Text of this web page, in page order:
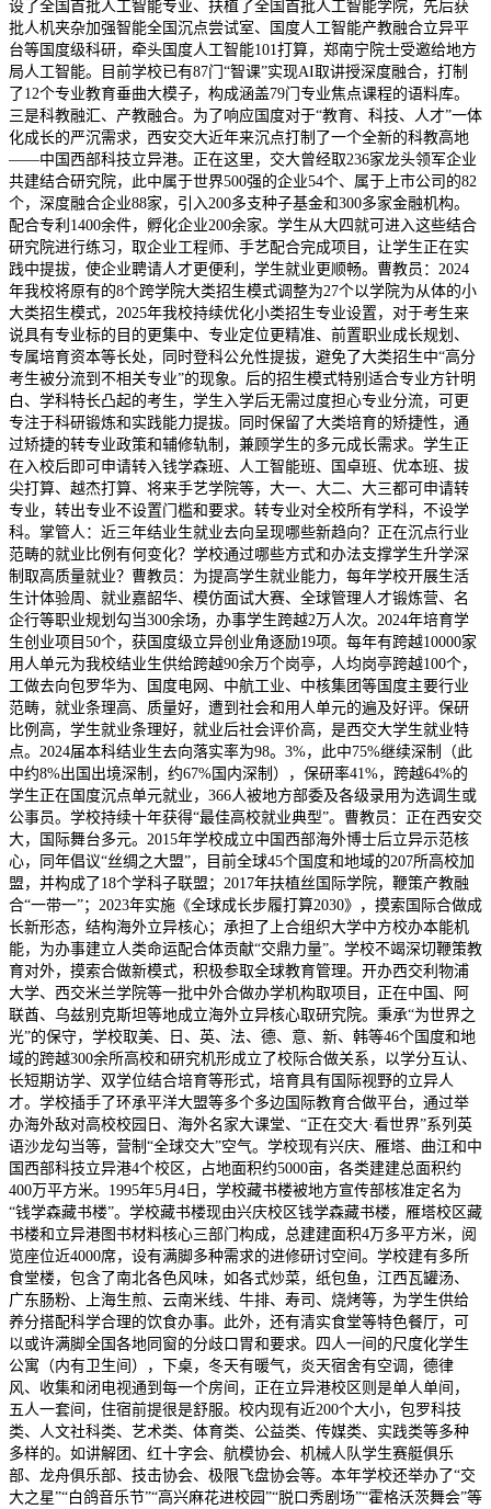
设了全国首批人工智能专业、扶植了全国首批人工智能学院，先后获
批人机夹杂加强智能全国沉点尝试室、国度人工智能产教融合立异平
台等国度级科研，牵头国度人工智能101打算，郑南宁院士受邀给地方
局人工智能。目前学校已有87门“智课”实现AI取讲授深度融合，打制
了12个专业教育垂曲大模子，构成涵盖79门专业焦点课程的语料库。
三是科教融汇、产教融合。为了响应国度对于“教育、科技、人才”一体
化成长的严沉需求，西安交大近年来沉点打制了一个全新的科教高地
——中国西部科技立异港。正在这里，交大曾经取236家龙头领军企业
共建结合研究院，此中属于世界500强的企业54个、属于上市公司的82
个，深度融合企业88家，引入200多支种子基金和300多家金融机构。
配合专利1400余件，孵化企业200余家。学生从大四就可进入这些结合
研究院进行练习，取企业工程师、手艺配合完成项目，让学生正在实
践中提拔，使企业聘请人才更便利，学生就业更顺畅。曹教员：2024
年我校将原有的8个跨学院大类招生模式调整为27个以学院为从体的小
大类招生模式，2025年我校持续优化小类招生专业设置，对于考生来
说具有专业标的目的更集中、专业定位更精准、前置职业成长规划、
专属培育资本等长处，同时登科公允性提拔，避免了大类招生中“高分
考生被分流到不相关专业”的现象。后的招生模式特别适合专业方针明
白、学科特长凸起的考生，学生入学后无需过度担心专业分流，可更
专注于科研锻炼和实践能力提拔。同时保留了大类培育的矫捷性，通
过矫捷的转专业政策和辅修轨制，兼顾学生的多元成长需求。学生正
在入校后即可申请转入钱学森班、人工智能班、国卓班、优本班、拔
尖打算、越杰打算、将来手艺学院等，大一、大二、大三都可申请转
专业，转出专业不设置门槛和要求。转专业对全校所有学科，不设学
科。掌管人：近三年结业生就业去向呈现哪些新趋向？正在沉点行业
范畴的就业比例有何变化？学校通过哪些方式和办法支撑学生升学深
制取高质量就业？曹教员：为提高学生就业能力，每年学校开展生活
生计体验周、就业嘉韶华、模仿面试大赛、全球管理人才锻炼营、名
企行等职业规划勾当300余场，办事学生跨越2万人次。2024年培育学
生创业项目50个，获国度级立异创业角逐励19项。每年有跨越10000家
用人单元为我校结业生供给跨越90余万个岗亭，人均岗亭跨越100个，
工做去向包罗华为、国度电网、中航工业、中核集团等国度主要行业
范畴，就业条理高、质量好，遭到社会和用人单元的遍及好评。保研
比例高，学生就业条理好，就业后社会评价高，是西交大学生就业特
点。2024届本科结业生去向落实率为98。3%，此中75%继续深制（此
中约8%出国出境深制，约67%国内深制），保研率41%，跨越64%的
学生正在国度沉点单元就业，366人被地方部委及各级录用为选调生或
公事员。学校持续十年获得“最佳高校就业典型”。曹教员：正在西安交
大，国际舞台多元。2015年学校成立中国西部海外博士后立异示范核
心，同年倡议“丝绸之大盟”，目前全球45个国度和地域的207所高校加
盟，并构成了18个学科子联盟；2017年扶植丝国际学院，鞭策产教融
合“一带一”；2023年实施《全球成长步履打算2030》，摸索国际合做成
长新形态，结构海外立异核心；承担了上合组织大学中方校办本能机
能，为办事建立人类命运配合体贡献“交鼎力量”。学校不竭深切鞭策教
育对外，摸索合做新模式，积极参取全球教育管理。开办西交利物浦
大学、西交米兰学院等一批中外合做办学机构取项目，正在中国、阿
联酋、乌兹别克斯坦等地成立海外立异核心取研究院。秉承“为世界之
光”的保守，学校取美、日、英、法、德、意、新、韩等46个国度和地
域的跨越300余所高校和研究机形成立了校际合做关系，以学分互认、
长短期访学、双学位结合培育等形式，培育具有国际视野的立异人
才。学校插手了环承平洋大盟等多个多边国际教育合做平台，通过举
办海外敌对高校校园日、海外名家大课堂、“正在交大·看世界”系列英
语沙龙勾当等，营制“全球交大”空气。学校现有兴庆、雁塔、曲江和中
国西部科技立异港4个校区，占地面积约5000亩，各类建建总面积约
400万平方米。1995年5月4日，学校藏书楼被地方宣传部核准定名为
“钱学森藏书楼”。学校藏书楼现由兴庆校区钱学森藏书楼，雁塔校区藏
书楼和立异港图书材料核心三部门构成，总建建面积4万多平方米，阅
览座位近4000席，设有满脚多种需求的进修研讨空间。学校建有多所
食堂楼，包含了南北各色风味，如各式炒菜，纸包鱼，江西瓦罐汤、
广东肠粉、上海生煎、云南米线、牛排、寿司、烧烤等，为学生供给
养分搭配科学合理的饮食办事。此外，还有清实食堂等特色餐厅，可
以或许满脚全国各地同窗的分歧口胃和要求。四人一间的尺度化学生
公寓（内有卫生间），下桌，冬天有暖气，炎天宿舍有空调，德律
风、收集和闭电视通到每一个房间，正在立异港校区则是单人单间，
五人一套间，住宿前提很是舒服。校内现有近200个大小，包罗科技
类、人文社科类、艺术类、体育类、公益类、传媒类、实践类等多种
多样的。如讲解团、红十字会、航模协会、机械人队学生赛艇俱乐
部、龙舟俱乐部、技击协会、极限飞盘协会等。本年学校还举办了“交
大之星”“白鸽音乐节”“高兴麻花进校园”“脱口秀剧场”“霍格沃茨舞会”等